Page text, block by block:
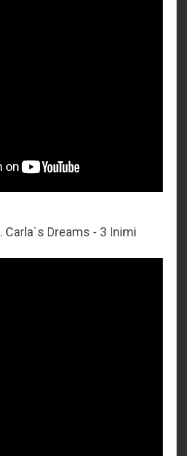
Carla`s Dreams - 3 Inimi